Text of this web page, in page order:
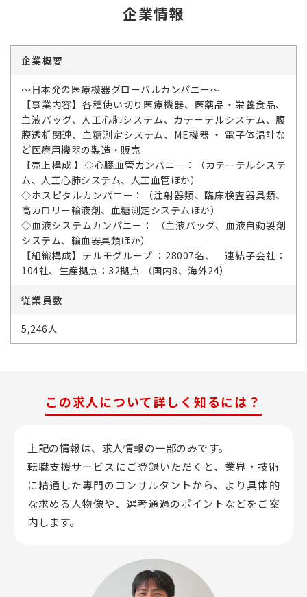
企業情報
企業概要
～日本発の医療機器グローバルカンパニー～
【事業内容】各種使い切り医療機器、医薬品・栄養食品、
血液バッグ、人工心肺システム、カテーテルシステム、腹
膜透析関連、血糖測定システム、ME機器 ・ 電子体温計な
ど医療用機器の製造・販売
【売上構成 】◇心臓血管カンパニー：（カテーテルシステ
ム、人工心肺システム、人工血管ほか）
◇ホスピタルカンパニー：（注射器類、臨床検査器具類、
高カロリー輸液剤、血糖測定システムほか）
◇血液システムカンパニー： （血液バッグ、血液自動製剤
システム、輸血器具類ほか）
【組織構成】テルモグループ ：28007名、 連結子会社：
104社、生産拠点：32拠点 （国内8、海外24）
従業員数
5,246人
この求人について詳しく知るには？
上記の情報は、求人情報の一部のみです。
転職支援サービスにご登録いただくと、業界・技術
に精通した専門のコンサルタントから、 より具体的
な求める人物像や、選考通過のポイントなどをご案
内します。